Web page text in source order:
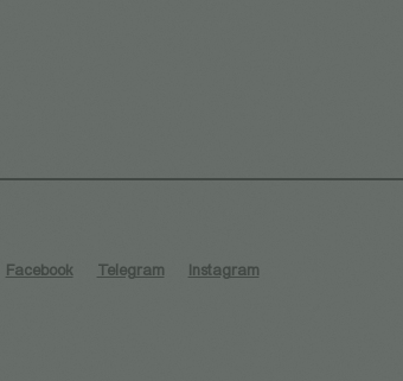
Facebook Telegram
Instagram